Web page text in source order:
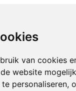
van cookies
website
personaliseren,